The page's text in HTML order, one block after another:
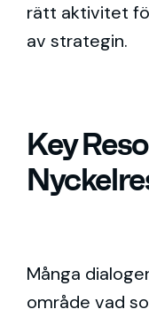
rätt aktivitet
av strategin.
Key
Många
område vad